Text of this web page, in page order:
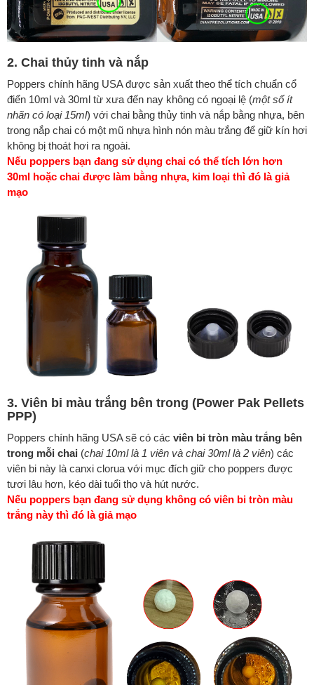
2. Chai thủy tinh và nắp
Poppers chính hãng USA được sản xuất theo thể tích chuẩn cổ
điển 10ml và 30ml từ xưa đến nay không có ngoại lệ (một số ít
nhãn có loại 15ml) với chai bằng thủy tinh và nắp bằng nhựa, bên
trong nắp chai có một mũ nhựa hình nón màu trắng để giữ kín hơi
không bị thoát hơi ra ngoài.
Nếu poppers bạn đang sử dụng chai có thể tích lớn hơn
30ml hoặc chai được làm bằng nhựa, kim loại thì đó là giả
mạo
3. Viên bi màu trắng bên trong (Power Pak Pellets
PPP)
Poppers chính hãng USA sẽ có các viên bi tròn màu trắng bên
trong mỗi chai (chai 10ml là 1 viên và chai 30ml là 2 viên) các
viên bi này là canxi clorua với mục đích giữ cho poppers được
tươi lâu hơn, kéo dài tuổi thọ và hút nước.
Nếu poppers bạn đang sử dụng không có viên bi tròn màu
trắng này thì đó là giả mạo